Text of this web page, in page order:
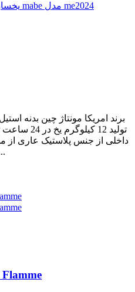
داخلی از جنس پلاستیک عاری از
ها (کوچک/بزرگ)
چایساز سماوری ویتور مدل Flamme